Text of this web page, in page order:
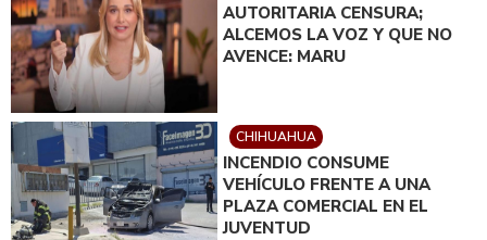
AUTORITARIA CENSURA;
ALCEMOS LA VOZ Y QUE NO
AVENCE: MARU
CHIHUAHUA
INCENDIO CONSUME
VEHÍCULO FRENTE A UNA
PLAZA COMERCIAL EN EL
JUVENTUD